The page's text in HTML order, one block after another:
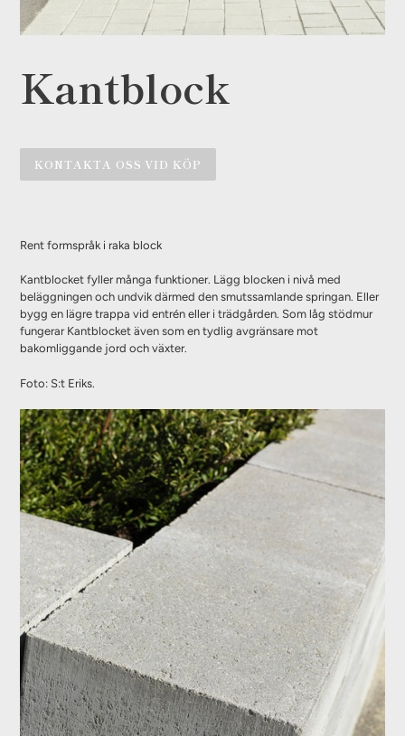
Kantblock
KONTAKTA OSS VID KÖP
produkten
din
varukorg
Rent formspråk i raka block
Kantblocket fyller många funktioner. Lägg blocken i nivå med
beläggningen och undvik därmed den smutssamlande springan. Eller
bygg en lägre trappa vid entrén eller i trädgården. Som låg stödmur
fungerar Kantblocket även som en tydlig avgränsare mot
bakomliggande jord och växter.
Foto: S:t Eriks.